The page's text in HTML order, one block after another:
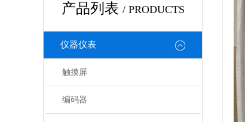
产品列表 / PRODUCTS
仪器仪表
触摸屏
编码器